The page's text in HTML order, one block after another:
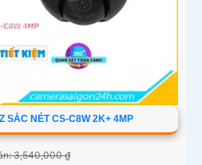
SẮC NÉT CS-C8W 2K+ 4MP
3,540,000 ₫